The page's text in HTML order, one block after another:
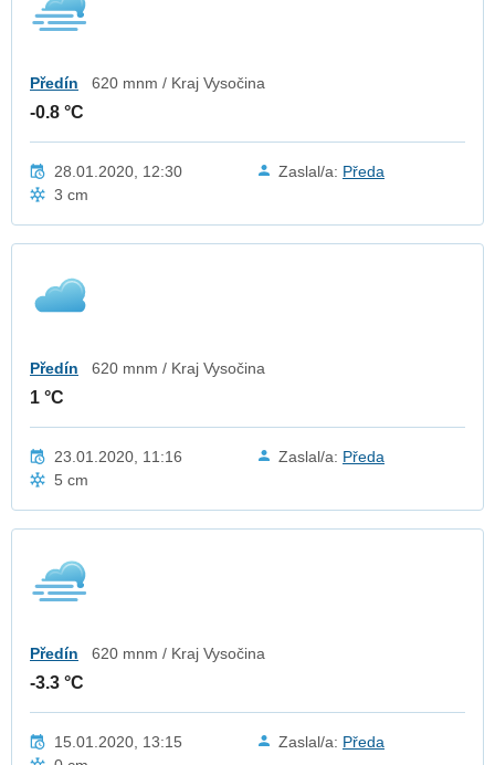
Předín 620 mnm / Kraj Vysočina
-0.8 °C
28.01.2020, 12:30 Zaslal/a: Předa
3 cm
Předín 620 mnm / Kraj Vysočina
1 °C
23.01.2020, 11:16 Zaslal/a: Předa
5 cm
Předín 620 mnm / Kraj Vysočina
-3.3 °C
15.01.2020, 13:15 Zaslal/a: Předa